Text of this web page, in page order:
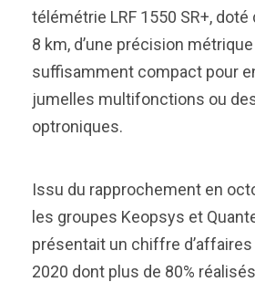
télémétrie LRF 1550 SR+, doté
8 km, d’une précision
suffisamment compact pour
jumelles multifonctions ou
optroniques.
Issu du rapprochement en
les groupes Keopsys et
présentait un chiffre d’affaires
2020 dont plus de 80% réalisés